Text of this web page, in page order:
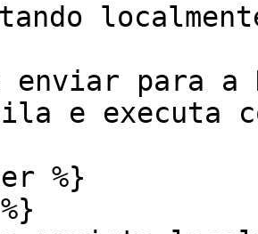
enviar para
e executa
%}